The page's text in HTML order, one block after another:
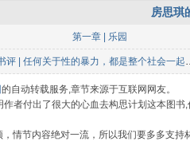
房思琪
第一章 | 乐园
书评 | 任何关于
的自动转载服务,章节来源于互联网网友。
者付出了很大的心血去构思计划这本图
情节内容绝对一流，所以我们要多多支持